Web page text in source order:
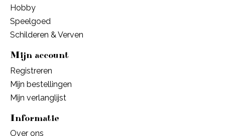
Hobby
Speelgoed
Schilderen & Verven
Mijn account
Registreren
Mijn bestellingen
Mijn verlanglijst
Informatie
Over ons